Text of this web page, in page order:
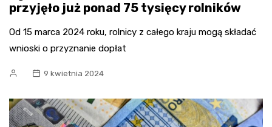
przyjęło już ponad 75 tysięcy rolników
Od 15 marca 2024 roku, rolnicy z całego kraju mogą składać
wnioski o przyznanie dopłat
9 kwietnia 2024